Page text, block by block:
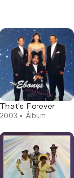
That's Forever
2003 • Álbum